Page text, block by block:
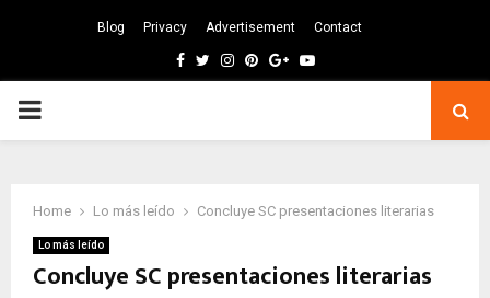
Blog Privacy Advertisement Contact
Facebook
TwitterInstagram
Pinterest
GoogleYoutube
PRIMARY
Home Lo más leído Concluye SC presentaciones literarias
Lo más leído
Concluye SC presentaciones literarias